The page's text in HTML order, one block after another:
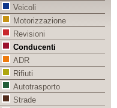
Veicoli
Motorizzazione
Revisioni
Conducenti
ADR
Rifiuti
Autotrasporto
Strade